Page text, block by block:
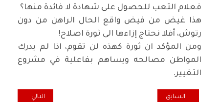
فعلام التعب للحصول على شهادة لا فائدة منها؟
هذا غيض من فيض واقع الحال الراهن من دون
رتوش، أفلا نحتاج إزاءها الى ثورة اصلاح!
ومن المؤكد ان ثورة كهذه لن تقوم، اذا لم يدرك
المواطن مصالحه ويساهم بفاعلية في مشروع
التغيير.
المقال السابق: همسة.. لكي لا تتكرر الاخطاء مرة اخرى
السابق المقال التالي:
التالي